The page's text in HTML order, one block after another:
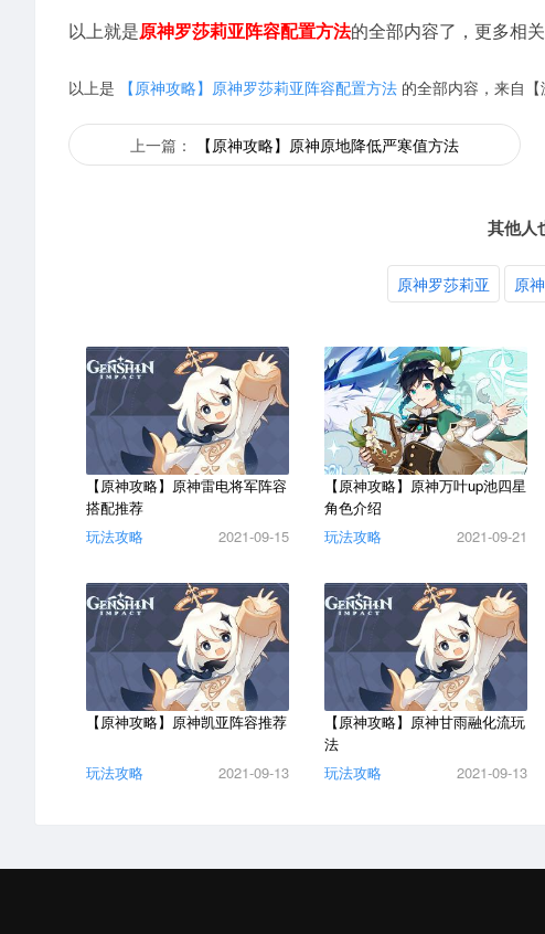
以上就是原神罗莎莉亚阵容配置方法的全部内容了，更多相
以上是 【原神攻略】原神罗莎莉亚阵容配置方法 的全部内容，来自
上一篇： 【原神攻略】原神原地降低严寒值方法
其他人
原神罗莎莉亚 原
【原神攻略】原神雷电将军阵容
搭配推荐
玩法攻略
2021-09-15
【原神攻略】原神万叶up池四星
角色介绍
玩法攻略
2021-09-21
【原神攻略】原神凯亚阵容推荐
玩法攻略 2021-09-13
【原神攻略】原神甘雨融化流玩
法
玩法攻略
2021-09-13